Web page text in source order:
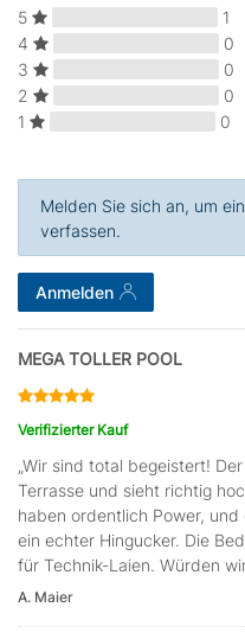
5
1
4
0
3
0
2
0
1
0
Melden Sie sich an, um
verfassen.
Anmelden
MEGA TOLLER POOL
Verifizierter Kauf
„Wir sind total begeistert!
Terrasse und sieht richtig
haben ordentlich Power,
ein echter Hingucker. Die
für Technik-Laien. Würden
A. Maier